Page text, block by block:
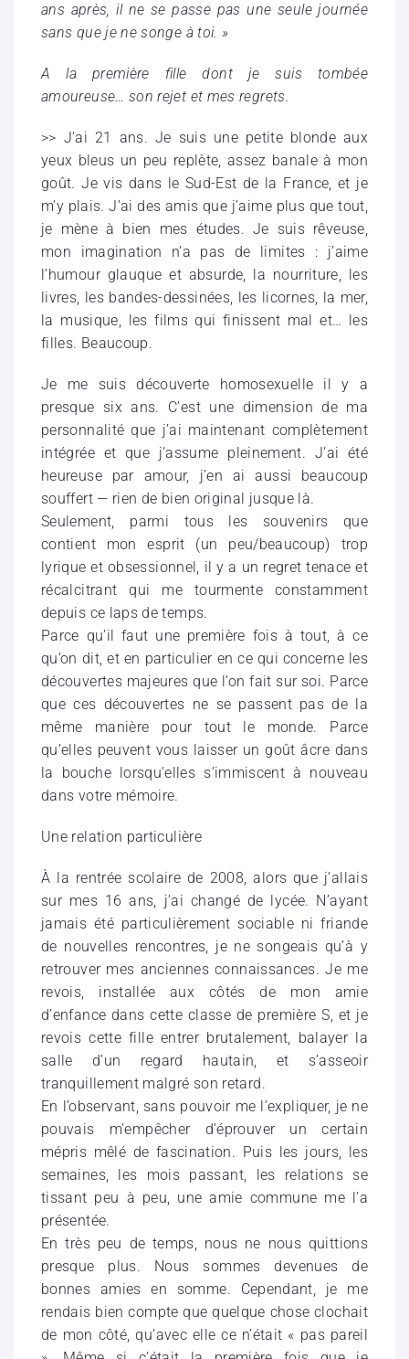
ans après, il ne se passe pas une seule journée
sans que je ne songe à toi. »
A la première fille dont je suis tombée
amoureuse… son rejet et mes regrets.
>> J’ai 21 ans. Je suis une petite blonde aux
yeux bleus un peu replète, assez banale à mon
goût. Je vis dans le Sud-Est de la France, et je
m’y plais. J’ai des amis que j’aime plus que tout,
je mène à bien mes études. Je suis rêveuse,
mon imagination n’a pas de limites : j’aime
l’humour glauque et absurde, la nourriture, les
livres, les bandes-dessinées, les licornes, la mer,
la musique, les films qui finissent mal et… les
filles. Beaucoup.
Je me suis découverte homosexuelle il y a
presque six ans. C’est une dimension de ma
personnalité que j’ai maintenant complètement
intégrée et que j’assume pleinement. J’ai été
heureuse par amour, j’en ai aussi beaucoup
souffert — rien de bien original jusque là.
Seulement, parmi tous les souvenirs que
contient mon esprit (un peu/beaucoup) trop
lyrique et obsessionnel, il y a un regret tenace et
récalcitrant qui me tourmente constamment
depuis ce laps de temps.
Parce qu’il faut une première fois à tout, à ce
qu’on dit, et en particulier en ce qui concerne les
découvertes majeures que l’on fait sur soi. Parce
que ces découvertes ne se passent pas de la
même manière pour tout le monde. Parce
qu’elles peuvent vous laisser un goût âcre dans
la bouche lorsqu’elles s’immiscent à nouveau
dans votre mémoire.
Une relation particulière
À la rentrée scolaire de 2008, alors que j’allais
sur mes 16 ans, j’ai changé de lycée. N’ayant
jamais été particulièrement sociable ni friande
de nouvelles rencontres, je ne songeais qu’à y
retrouver mes anciennes connaissances. Je me
revois, installée aux côtés de mon amie
d’enfance dans cette classe de première S, et je
revois cette fille entrer brutalement, balayer la
salle d’un regard hautain, et s’asseoir
tranquillement malgré son retard.
En l’observant, sans pouvoir me l’expliquer, je ne
pouvais m’empêcher d’éprouver un certain
mépris mêlé de fascination. Puis les jours, les
semaines, les mois passant, les relations se
tissant peu à peu, une amie commune me l’a
présentée.
En très peu de temps, nous ne nous quittions
presque plus. Nous sommes devenues de
bonnes amies en somme. Cependant, je me
rendais bien compte que quelque chose clochait
de mon côté, qu’avec elle ce n’était « pas pareil